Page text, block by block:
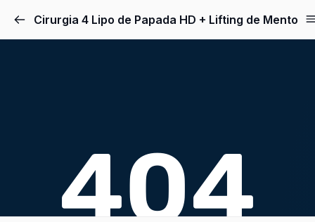
Cirurgia 4 Lipo de Papada HD + Lifting de Mento